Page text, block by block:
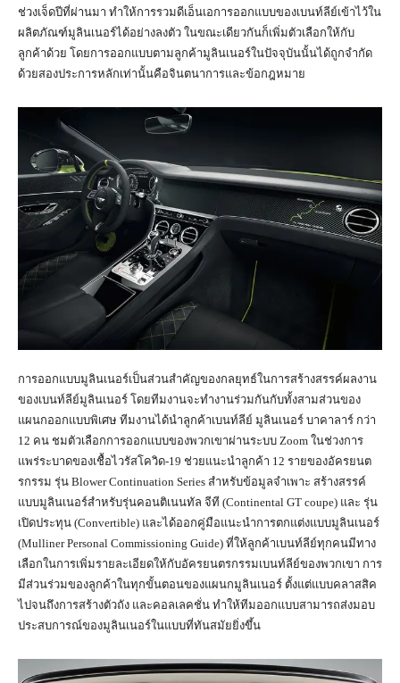
ช่วงเจ็ดปีที่ผ่านมา ทำให้การรวมดีเอ็นเอการออกแบบของเบนท์ลีย์เข้าไว้ใน
ผลิตภัณฑ์มูลินเนอร์ได้อย่างลงตัว ในขณะเดียวกันก็เพิ่มตัวเลือกให้กับ
ลูกค้าด้วย โดยการออกแบบตามลูกค้ามูลินเนอร์ในปัจจุบันนั้นได้ถูกจำกัด
ด้วยสองประการหลักเท่านั้นคือจินตนาการและข้อกฎหมาย
การออกแบบมูลินเนอร์เป็นส่วนสำคัญของกลยุทธ์ในการสร้างสรรค์ผลงาน
ของเบนท์ลีย์มูลินเนอร์ โดยทีมงานจะทำงานร่วมกันกับทั้งสามส่วนของ
แผนกออกแบบพิเศษ ทีมงานได้นำลูกค้าเบนท์ลีย์ มูลินเนอร์ บาคาลาร์ กว่า
12 คน ชมตัวเลือกการออกแบบของพวกเขาผ่านระบบ Zoom ในช่วงการ
แพร่ระบาดของเชื้อไวรัสโควิด-19 ช่วยแนะนำลูกค้า 12 รายของอัครยนต
รกรรม รุ่น Blower Continuation Series สำหรับข้อมูลจำเพาะ สร้างสรรค์
แบบมูลินเนอร์สำหรับรุ่นคอนติเนนทัล จีที (Continental GT coupe) และ รุ่น
เปิดประทุน (Convertible) และได้ออกคู่มือแนะนำการตกแต่งแบบมูลินเนอร์
(Mulliner Personal Commissioning Guide) ที่ให้ลูกค้าเบนท์ลีย์ทุกคนมีทาง
เลือกในการเพิ่มรายละเอียดให้กับอัครยนตรกรรมเบนท์ลีย์ของพวกเขา การ
มีส่วนร่วมของลูกค้าในทุกขั้นตอนของแผนกมูลินเนอร์ ตั้งแต่แบบคลาสสิค
ไปจนถึงการสร้างตัวถัง และคอลเลคชั่น ทำให้ทีมออกแบบสามารถส่งมอบ
ประสบการณ์ของมูลินเนอร์ในแบบที่ทันสมัยยิ่งขึ้น